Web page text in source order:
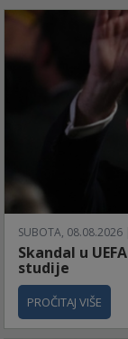
SUBOTA,
Skandal u
studije
PROČITAJ VIŠE